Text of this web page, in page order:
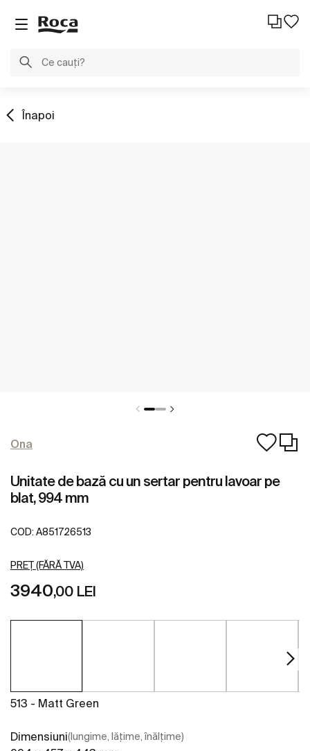
Înapoi
Ona
Unitate de bază cu un sertar pentru lavoar pe
blat, 994 mm
COD: A851726513
PREȚ (FĂRĂ TVA)
3940,00 LEI
513 - Matt Green
Dimensiuni(lungime, lățime, înălțime)